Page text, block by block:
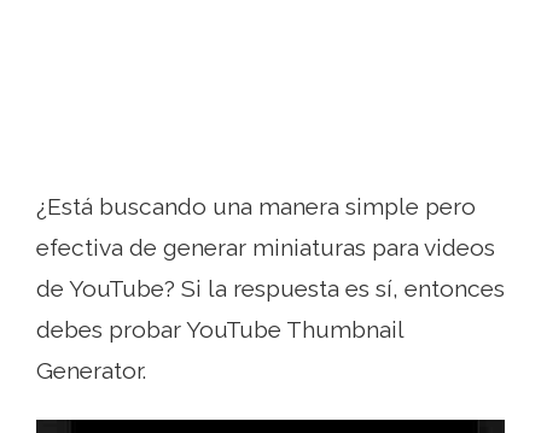
¿Está buscando una manera simple pero
efectiva de generar miniaturas para videos
de YouTube? Si la respuesta es sí, entonces
debes probar YouTube Thumbnail
Generator.